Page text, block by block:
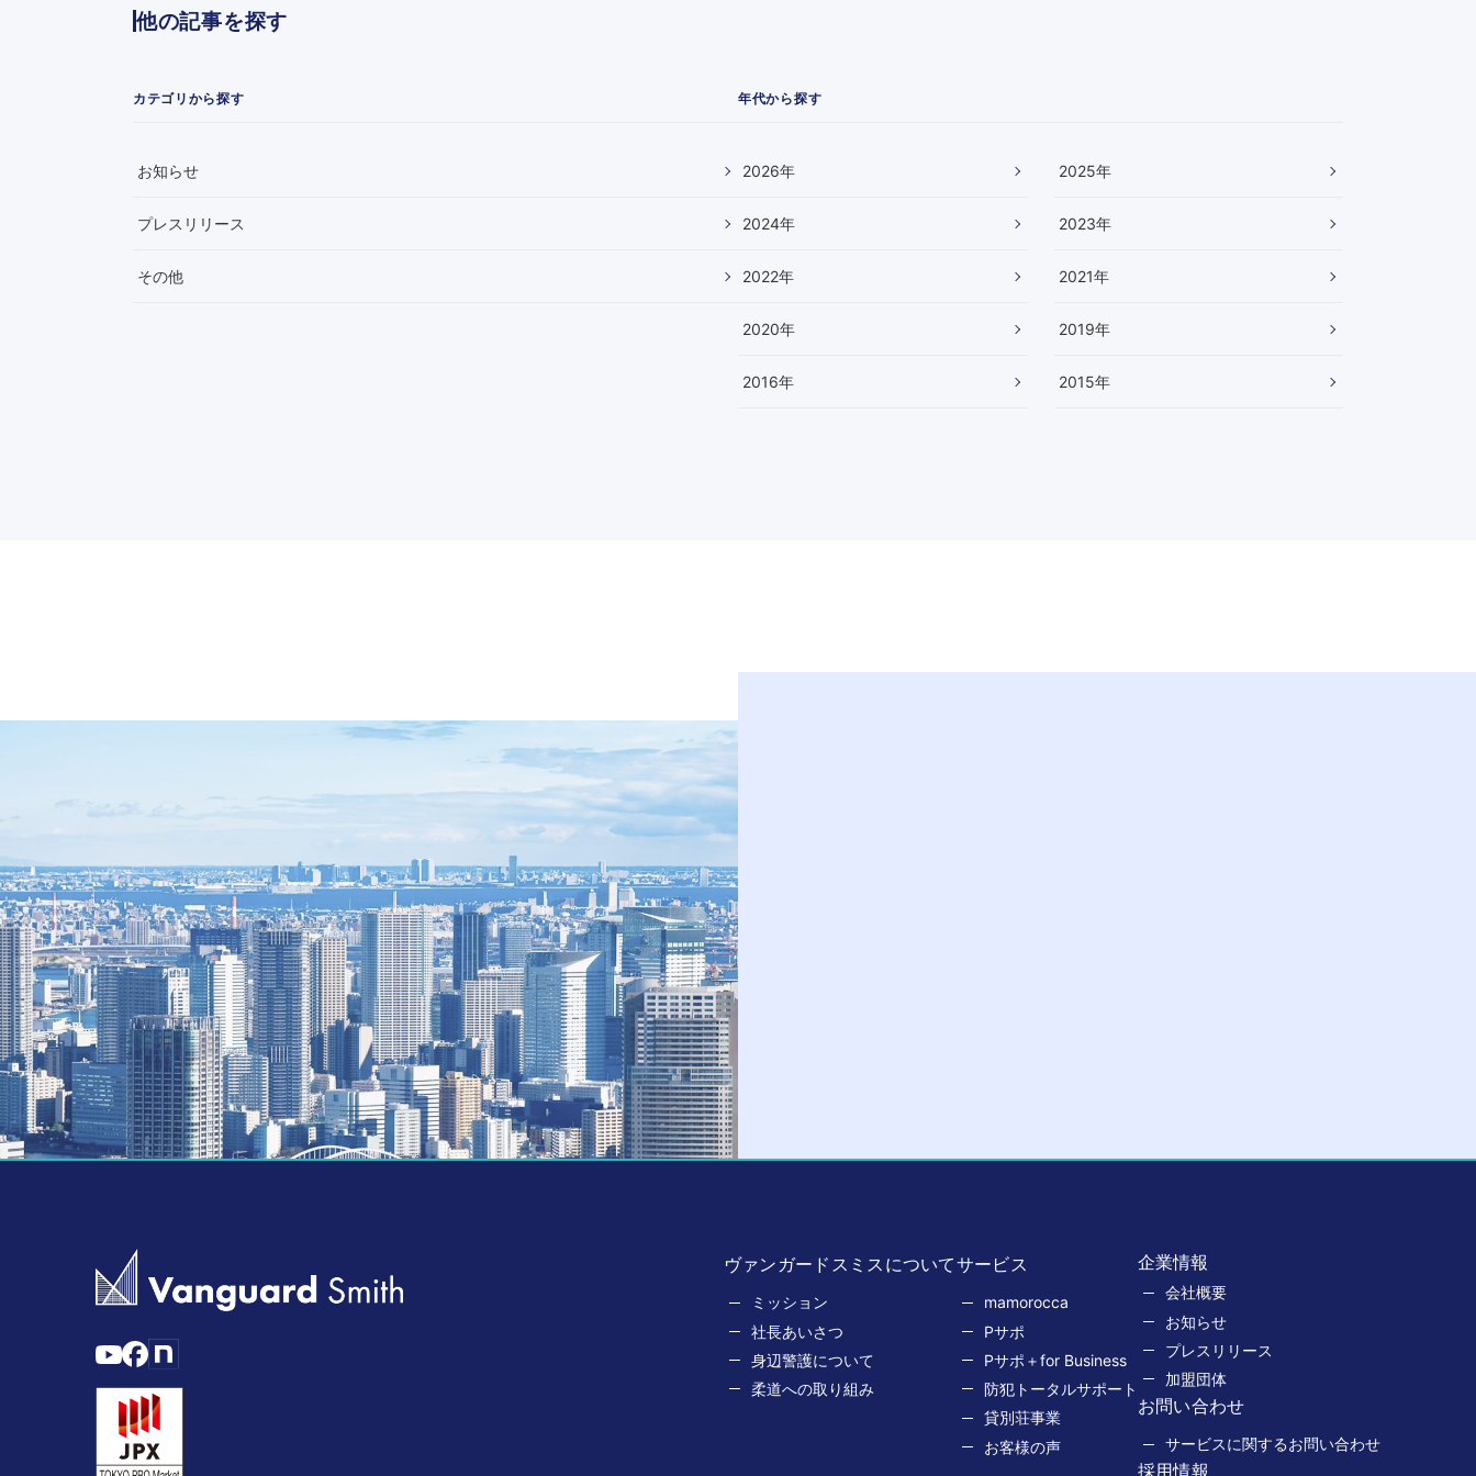
他の記事を探す
カテゴリから探す
お知らせ
プレスリリース
その他
年代から探す
2026年 2025年
2024年 2023年
2022年 2021年
2020年 2019年
2016年 2015年
ヴァンガードスミスについて
ミッション
社長あいさつ
身辺警護について
柔道への取り組み
サービス
mamorocca
Pサポ
Pサポ＋for Business
防犯トータルサポート
貸別荘事業
お客様の声
企業情報
会社概要
お知らせ
プレスリリース
加盟団体
お問い合わせ
サービスに関するお問い合わせ
採用情報